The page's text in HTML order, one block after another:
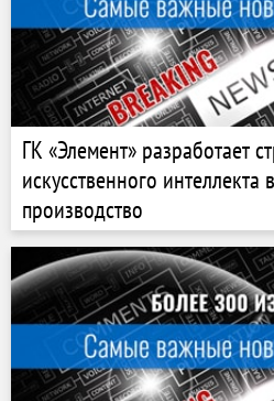
ГК «Элемент» разработает
искусственного
производство